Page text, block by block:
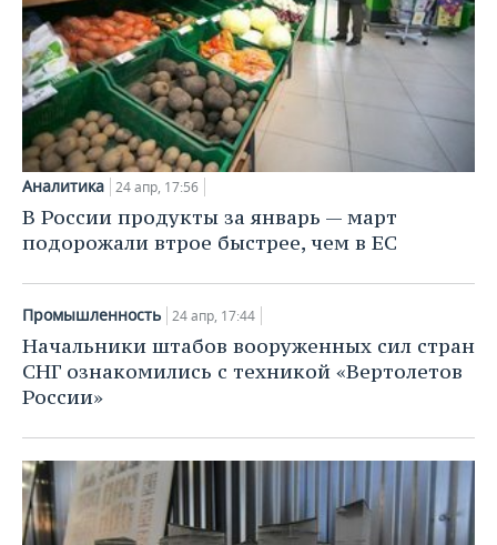
Аналитика 24 апр, 17:56
В России продукты за январь — март
подорожали втрое быстрее, чем в ЕС
Промышленность 24 апр, 17:44
Начальники штабов вооруженных сил стран
СНГ ознакомились с техникой «Вертолетов
России»